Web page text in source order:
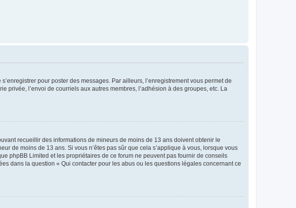
pour poster des messages. Par ailleurs, l’enregistrement vous permet de
l’envoi de courriels aux autres membres, l’adhésion à des groupes, etc. La
recueillir des informations de mineurs de moins de 13 ans doivent obtenir le
de moins de 13 ans. Si vous n’êtes pas sûr que cela s’applique à vous, lorsque vous
phpBB Limited et les propriétaires de ce forum ne peuvent pas fournir de conseils
dans la question « Qui contacter pour les abus ou les questions légales concernant ce